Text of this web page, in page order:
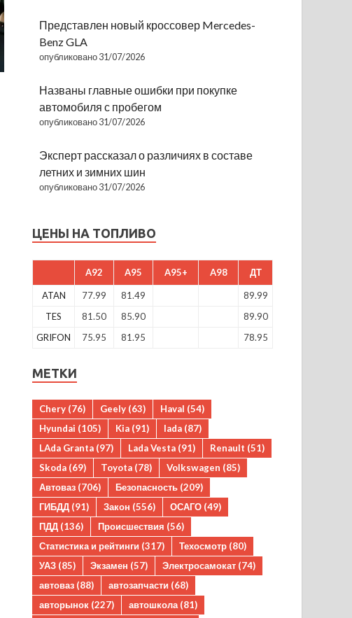
Представлен новый кроссовер Mercedes-
Benz GLA
опубликовано 31/07/2026
Названы главные ошибки при покупке
автомобиля с пробегом
опубликовано 31/07/2026
Эксперт рассказал о различиях в составе
летних и зимних шин
опубликовано 31/07/2026
ЦЕНЫ НА ТОПЛИВО
A92 A95 A95+ A98 ДТ
ATAN 77.99 81.49
89.99
TES
81.50 85.90
89.90
GRIFON
75.95 81.95 78.95
МЕТКИ
Chery (76) Geely (63) Haval (54)
Hyundai (105) Kia (91) lada (87)
LAda Granta (97) Lada Vesta (91) Renault (51)
Skoda (69) Toyota (78) Volkswagen (85)
Автоваз (706) Безопасность (209)
ГИБДД (91) Закон (556) ОСАГО (49)
ПДД (136) Происшествия (56)
Статистика и рейтинги (317) Техосмотр (80)
УАЗ (85) Экзамен (57) Электросамокат (74)
автоваз (88) автозапчасти (68)
авторынок (227) автошкола (81)